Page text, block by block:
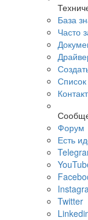
База
Часто
Форум
Есть
Twitter